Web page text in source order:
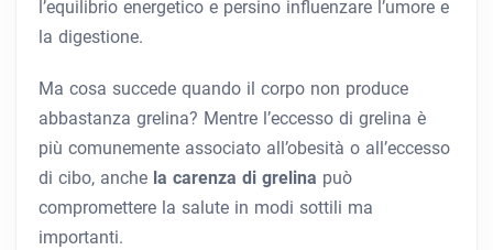
l’equilibrio energetico e persino influenzare l’umore e
la digestione.
Ma cosa succede quando il corpo non produce
abbastanza grelina? Mentre l’eccesso di grelina è
più comunemente associato all’obesità o all’eccesso
di cibo, anche la carenza di grelina può
compromettere la salute in modi sottili ma
importanti.